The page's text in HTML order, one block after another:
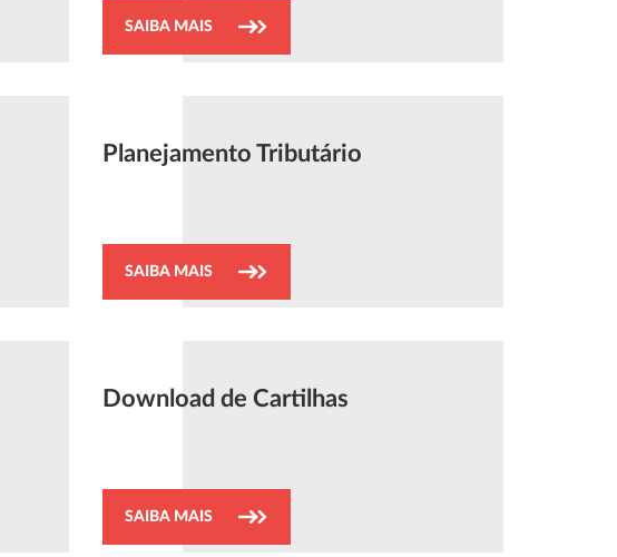
SAIBA MAIS
Planejamento Tributário
SAIBA MAIS
Download de Cartilhas
SAIBA MAIS